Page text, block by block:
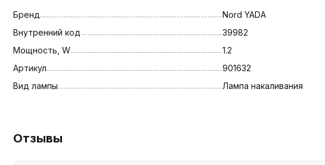
Бренд
Nord YADA
Внутренний код
39982
Мощность, W
1.2
Артикул
901632
Вид лампы
Лампа накаливания
Отзывы